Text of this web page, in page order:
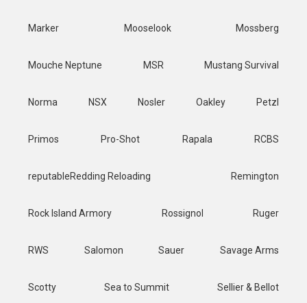
Marker Mooselook Mossberg
Mouche Neptune MSR Mustang Survival
Norma NSX Nosler Oakley Petzl
Primos Pro-Shot Rapala RCBS
reputableRedding Reloading Remington
Rock Island Armory Rossignol Ruger
RWS Salomon Sauer Savage Arms
Scotty Sea to Summit Sellier & Bellot